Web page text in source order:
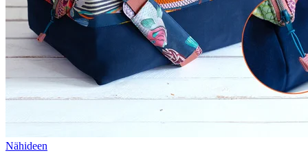
Nähideen